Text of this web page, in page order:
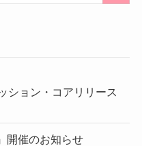
ション・コアリリース
開催のお知らせ